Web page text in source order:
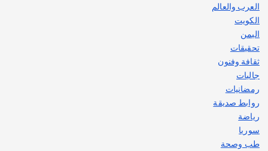
العرب والعالم
الكويت
اليمن
تحقيقات
ثقافة وفنون
جاليات
رمضانيات
روابط صديقة
رياضة
سوريا
طب وصحة